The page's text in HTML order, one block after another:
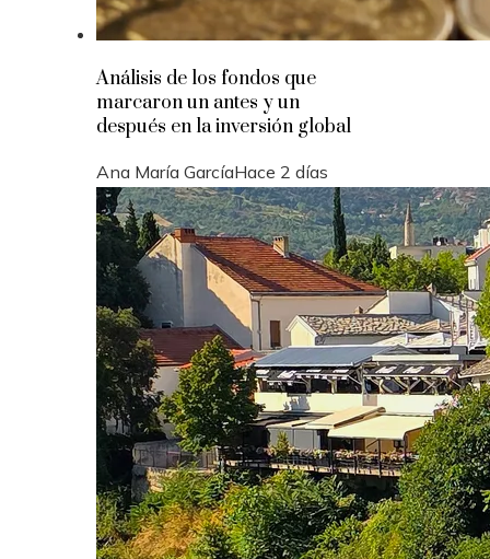
Análisis de los fondos que
marcaron un antes y un
después en la inversión global
Ana María GarcíaHace 2 días